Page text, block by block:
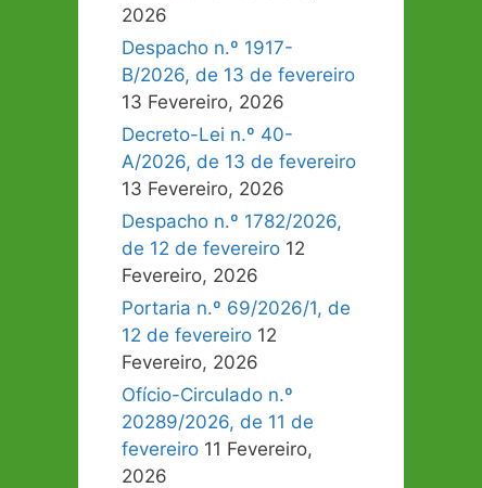
2026
Despacho n.º 1917-
B/2026, de 13 de fevereiro
13 Fevereiro, 2026
Decreto-Lei n.º 40-
A/2026, de 13 de fevereiro
13 Fevereiro, 2026
Despacho n.º 1782/2026,
de 12 de fevereiro 12
Fevereiro, 2026
Portaria n.º 69/2026/1, de
12 de fevereiro 12
Fevereiro, 2026
Ofício-Circulado n.º
20289/2026, de 11 de
fevereiro 11 Fevereiro,
2026